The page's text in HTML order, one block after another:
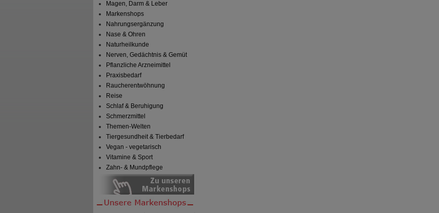
Magen, Darm & Leber
Markenshops
Nahrungsergänzung
Nase & Ohren
Naturheilkunde
Nerven, Gedächtnis & Gemüt
Pflanzliche Arzneimittel
Praxisbedarf
Raucherentwöhnung
Reise
Schlaf & Beruhigung
Schmerzmittel
Themen-Welten
Tiergesundheit & Tierbedarf
Vegan - vegetarisch
Vitamine & Sport
Zahn- & Mundpflege